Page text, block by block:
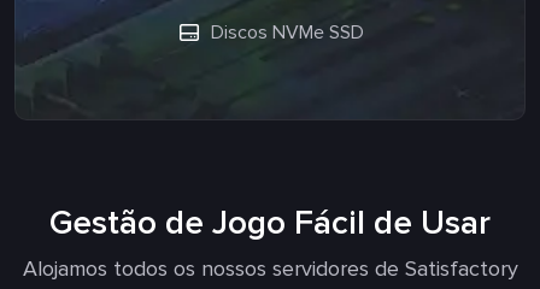
Discos NVMe SSD
Gestão de Jogo Fácil de Usar
Alojamos todos os nossos servidores de Satisfactory